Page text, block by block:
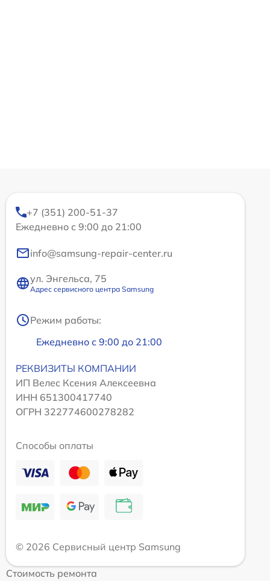
+7 (351) 200-51-37
Ежедневно с 9:00 до 21:00
info@samsung-repair-center.ru
ул. Энгельса, 75
Адрес сервисного центра Samsung
Режим работы:
Ежедневно с 9:00 до 21:00
РЕКВИЗИТЫ КОМПАНИИ
ИП Велес Ксения Алексеевна
ИНН 651300417740
ОГРН 322774600278282
Способы оплаты
© 2026 Сервисный центр Samsung
Стоимость ремонта